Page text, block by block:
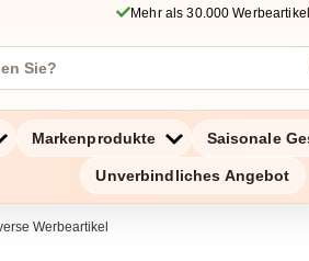
Mehr als 30.000 Werbeartikel
Markenprodukte Saisonale
Unverbindliches Angebot
Werbeartikel